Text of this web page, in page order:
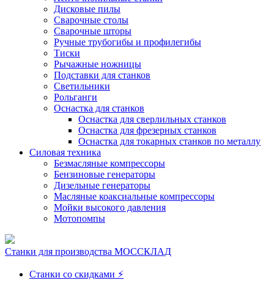
Дисковые пилы
Сварочные столы
Сварочные шторы
Ручные трубогибы и профилегибы
Тиски
Рычажные ножницы
Подставки для станков
Светильники
Рольганги
Оснастка для станков
Оснастка для сверлильных станков
Оснастка для фрезерных станков
Оснастка для токарных станков по металлу
Силовая техника
Безмасляные компрессоры
Бензиновые генераторы
Дизельные генераторы
Масляные коаксиальные компрессоры
Мойки высокого давления
Мотопомпы
Станки для производства МОССКЛАД
Станки со скидками ⚡